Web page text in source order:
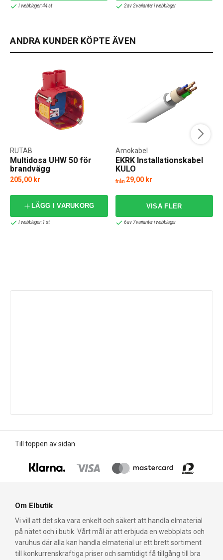
I webblager: 44 st 2 av 2 varianter i webblager
ANDRA KUNDER KÖPTE ÄVEN
Multidosa UHW 50 för
brandvägg
RUTAB
205,00 kr
LÄGG I VARUKORG
I webblager: 1 st
EKRK Installationskabel
KULO
Amokabel
från 29,00 kr
6 av 7 varianter i webblager
Till toppen av sidan
Om Elbutik
Vi vill att det ska vara enkelt och säkert att handla elmaterial
på nätet och i butik. Vårt mål är att erbjuda en webbplats och
varuhus där alla kan handla elmaterial ur ett brett sortiment
till konkurrenskraftiga priser och samtidigt få tillgång till bra